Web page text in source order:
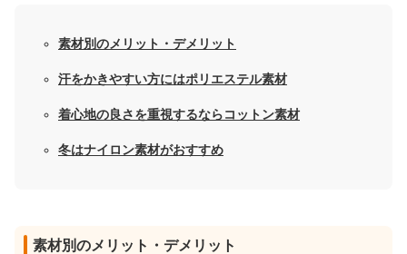
素材別のメリット・デメリット
汗をかきやすい方にはポリエステル素材
着心地の良さを重視するならコットン素材
冬はナイロン素材がおすすめ
素材別のメリット・デメリット